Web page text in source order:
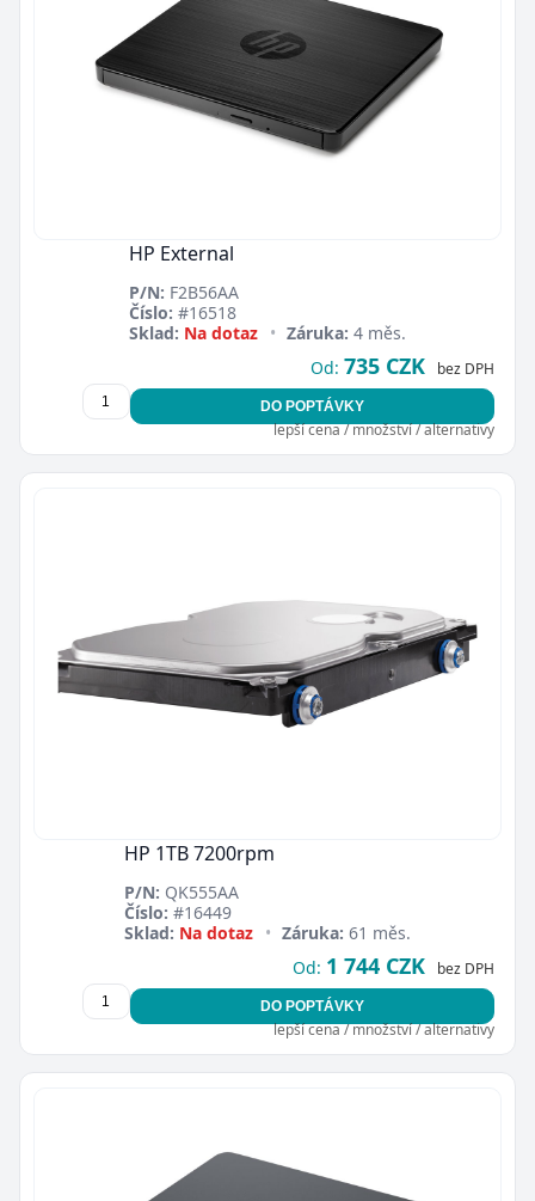
HP External
P/N: F2B56AA
Číslo: #16518
Sklad: Na dotaz • Záruka: 4 měs.
Od: 735 CZK bez DPH
DO POPTÁVKY
lepší cena / množství / alternativy
HP 1TB 7200rpm
P/N: QK555AA
Číslo: #16449
Sklad: Na dotaz • Záruka: 61 měs.
Od: 1 744 CZK bez DPH
DO POPTÁVKY
lepší cena / množství / alternativy